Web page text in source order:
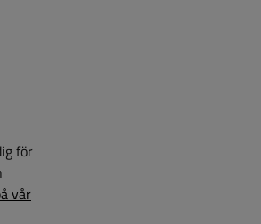
för
vår